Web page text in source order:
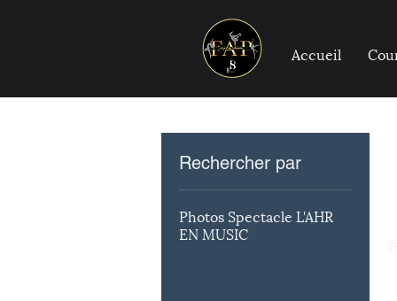
Accueil
Rechercher par
Photos Spectacle L'AHR
EN MUSIC